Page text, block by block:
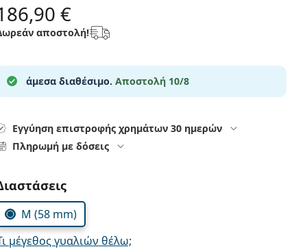
€
αποστολή!
άμεσα διαθέσιμο. Αποστολή 10/8
Εγγύηση επιστροφής χρημάτων 30 ημερών
Πληρωμή με δόσεις
τις παράμετρους
M (58 mm)
μέγεθος γυαλιών θέλω;